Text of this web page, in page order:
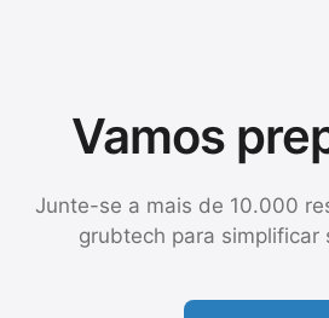
Vamos
Junte-se a mais de 10.000
grubtech para simplificar